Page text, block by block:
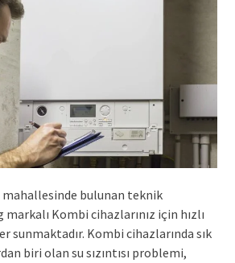
mahallesinde bulunan teknik
Kombi cihazlarınız için hızlı
sunmaktadır. Kombi cihazlarında sık
biri olan su sızıntısı problemi,